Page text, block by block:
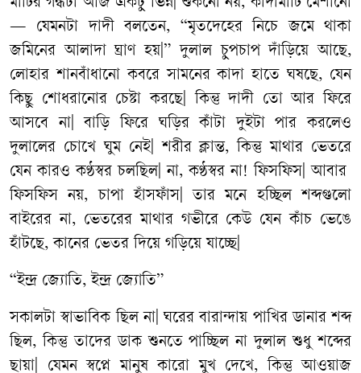
মাটির গন্ধটা আজ একটু ভিন্ন| শুকনো নয়, কাদামাটি মেশানো
— যেমনটা দাদী বলতেন, “মৃতদেহের নিচে জমে থাকা
জমিনের আলাদা ঘ্রাণ হয়|” দুলাল চুপচাপ দাঁড়িয়ে আছে,
লোহার শানবাঁধানো কবরে সামনের কাদা হাতে ঘষছে, যেন
কিছু শোধরানোর চেষ্টা করছে| কিন্তু দাদী তো আর ফিরে
আসবে না| বাড়ি ফিরে ঘড়ির কাঁটা দুইটা পার করলেও
দুলালের চোখে ঘুম নেই| শরীর ক্লান্ত, কিন্তু মাথার ভেতরে
যেন কারও কণ্ঠস্বর চলছিল| না, কণ্ঠস্বর না! ফিসফিস| আবার
ফিসফিস নয়, চাপা হাঁসফাঁস| তার মনে হচ্ছিল শব্দগুলো
বাইরের না, ভেতরের মাথার গভীরে কেউ যেন কাঁচ ভেঙে
হাঁটছে, কানের ভেতর দিয়ে গড়িয়ে যাচ্ছে|
“ইন্দ্র জ্যোতি, ইন্দ্র জ্যোতি”
সকালটা স্বাভাবিক ছিল না| ঘরের বারান্দায় পাখির ডানার শব্দ
ছিল, কিন্তু তাদের ডাক শুনতে পাচ্ছিল না দুলাল শুধু শব্দের
ছায়া| যেমন স্বপ্নে মানুষ কারো মুখ দেখে, কিন্তু আওয়াজ